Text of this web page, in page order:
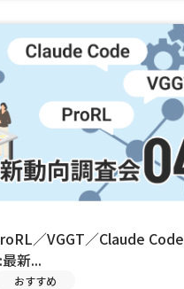
／VGGT／Claude Code
新...
おすすめ